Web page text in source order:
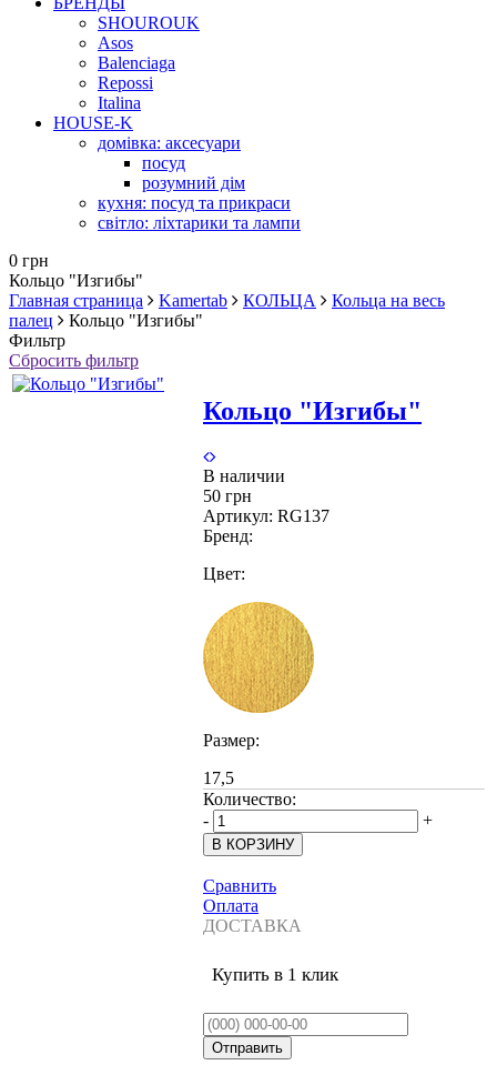
SHOUROUK
Asos
Balenciaga
Repossi
Italina
HOUSE-K
домівка: аксесуари
посуд
розумний дім
кухня: посуд та прикраси
світло: ліхтарики та лампи
0 грн
Кольцо "Изгибы"
Главная страница
Kamertab КОЛЬЦА
Кольца на весь
палец
Кольцо "Изгибы"
Фильтр
Сбросить фильтр
Кольцо "Изгибы"
В наличии
50 грн
Артикул: RG137
Бренд:
Цвет:
Размер:
17,5
Количество:
-
+
Сравнить
Оплата
ДОСТАВКА
Купить в 1 клик